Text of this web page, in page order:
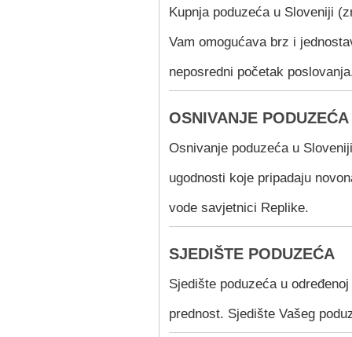
Kupnja poduzeća u Sloveniji
Vam omogućava brz i
neposredni početak
OSNIVANJE PODUZEĆA
Osnivanje poduzeća u
ugodnosti koje pripadaju
vode savjetnici Replike.
SJEDIŠTE PODUZEĆA
Sjedište poduzeća u
prednost. Sjedište Vašeg